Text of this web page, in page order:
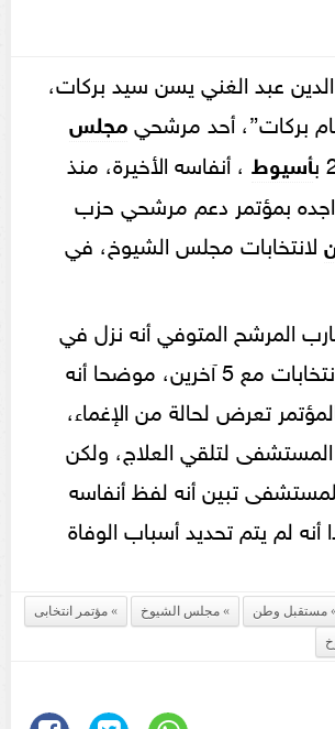
عبد الغني يسن سيد بركات،
بركات”، أحد مرشحيمجلس
أسيوط ، أنفاسه الأخيرة، منذ
بمؤتمر دعم مرشحي حزب
لانتخابات مجلس الشيوخ، في
المرشح المتوفي أنه نزل في
جولة إعادة الانتخابات مع 5 آخرين، موضحا أنه
تعرض لحالة من الإغماء،
لتلقي العلاج، ولكن
تبين أنه لفظ أنفاسه
أنه لم يتم تحديد أسباب الوفاة
مستقبل وطن مجلس الشيوخ
مؤتمر انتخابى